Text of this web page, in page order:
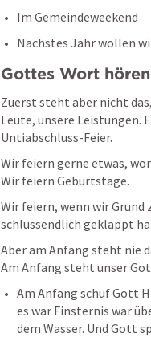
Im Gemeindeweekend
Nächstes Jahr wollen
Gottes Wort hören
Zuerst steht aber nicht
Leute, unsere Leistungen.
Untiabschluss-Feier.
Wir feiern gerne etwas,
Wir feiern Geburtstage.
Wir feiern, wenn wir Grund
schlussendlich geklappt
Aber am Anfang steht nie
Am Anfang steht unser
Am Anfang schuf Gott
es war Finsternis war
dem Wasser. Und Gott